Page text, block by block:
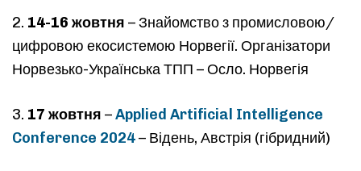
Type and hit enter
2. 14-16 жовтня – Знайомство з промисловою/
цифровою екосистемою Норвегії. Організатори
Норвезько-Українська ТПП – Осло. Норвегія
3. 17 жовтня –Applied Artificial Intelligence
Conference 2024– Відень, Австрія (гібридний)